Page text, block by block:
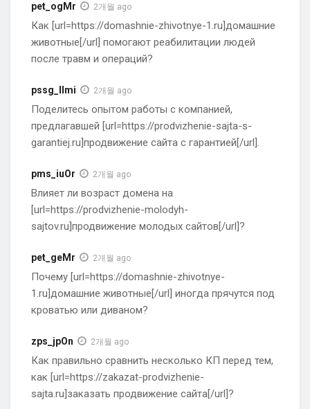
pet_ogMr 2개월 ago
Как [url=https://domashnie-zhivotnye-1.ru]домашние
животные[/url] помогают реабилитации людей
после травм и операций?
pssg_llmi 2개월 ago
Поделитесь опытом работы с компанией,
предлагавшей [url=https://prodvizhenie-sajta-s-
garantiej.ru]продвижение сайта с гарантией[/url].
pms_iuOr 2개월 ago
Влияет ли возраст домена на
[url=https://prodvizhenie-molodyh-
sajtov.ru]продвижение молодых сайтов[/url]?
pet_geMr 2개월 ago
Почему [url=https://domashnie-zhivotnye-
1.ru]домашние животные[/url] иногда прячутся под
кроватью или диваном?
zps_jpOn 2개월 ago
Как правильно сравнить несколько КП перед тем,
как [url=https://zakazat-prodvizhenie-
sajta.ru]заказать продвижение сайта[/url]?